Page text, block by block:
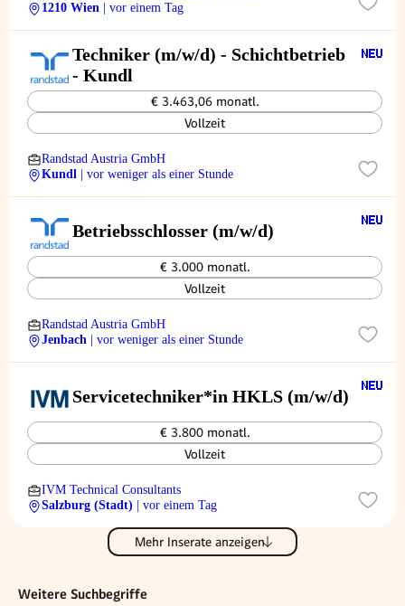
1210 Wien
| vor einem Tag
Techniker (m/w/d) - Schichtbetrieb
- Kundl
€ 3.463,06 monatl.
Vollzeit
Randstad Austria GmbH
Kundl
| vor weniger als einer Stunde
Betriebsschlosser (m/w/d)
€ 3.000 monatl.
Vollzeit
Randstad Austria GmbH
Jenbach
| vor weniger als einer Stunde
Servicetechniker*in HKLS (m/w/d)
€ 3.800 monatl.
Vollzeit
IVM Technical Consultants
Salzburg (Stadt)
| vor einem Tag
Mehr Inserate anzeigen
Weitere Suchbegriffe